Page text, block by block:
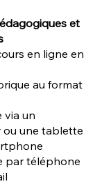
et
en ligne en
au format
via un
ou une tablette
par téléphone